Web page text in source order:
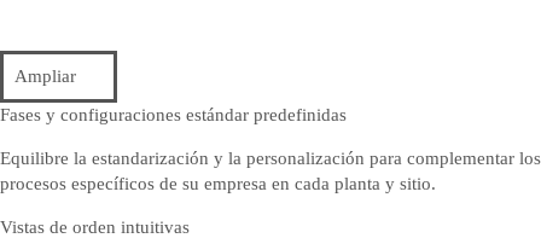
Ampliar
Fases y configuraciones estándar predefinidas
Equilibre la estandarización y la personalización para complementar los
procesos específicos de su empresa en cada planta y sitio.
Vistas de orden intuitivas